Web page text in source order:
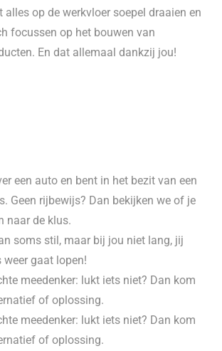
op de werkvloer soepel draaien en
focussen op het bouwen van
En dat allemaal dankzij jou!
een auto en bent in het bezit van een
Geen rijbewijs? Dan bekijken we of je
naar de klus.
soms stil, maar bij jou niet lang, jij
gaat lopen!
meedenker: lukt iets niet? Dan kom
of oplossing.
meedenker: lukt iets niet? Dan kom
of oplossing.